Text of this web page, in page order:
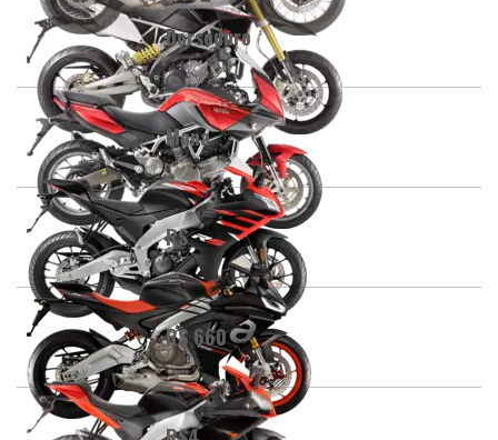
Dorsoduro
Mana
RS
RS 660